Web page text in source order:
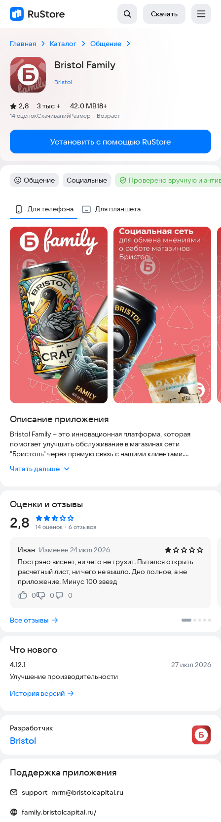
Скачать
Главная Каталог Общение
Bristol Family
Bristol
Рейтинг:
2,8
(
14 оценок
)
Скачиваний
3 тыс +
Размер
42.0 MB
Возраст
18+
Установить с помощью RuStore
Категория:
Общение Тег:
Социальные Тег :Проверено вручную и
Скриншоты
Для телефона Для планшета
Описание приложения
Bristol Family – это инновационная платформа, которая
помогает улучшить обслуживание в магазинах сети
"Бристоль" через прямую связь с нашими клиентами.
Что вас ждет:
опросах и помогайте нам становиться лучше.
Обратная связь: делитесь своим мнением и оставляйте
комментарии, если в магазине что-то пошло не так.
Новости компании: узнавайте о последних событиях и
Присоединяйтесь к Bristol Family и сделайте ваши покупки
удобнее и приятнее!
Читать дальше
Оценки и отзывы
Рейтинг:
2,8 14 оценок ・6 отзывов
Иван Изменён 24 июл 2026
Постряно виснет, ни чего не грузит. Пытался открыть
расчетный лист, ни чего не вышло. Дно полное, а не
приложение. Минус 100 звезд
Нравится:
0Не нравится:
0 0
Все отзывы
Что нового
Версия:
4.12.1 Дата:
27 июл 2026
Улучшение производительности
История версий
Разработчик
Bristol
Поддержка приложения
support_mrm@bristolcapital.ru
family.bristolcapital.ru/